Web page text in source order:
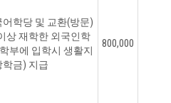
학당 및 교환(방문)
상 재학한 외국인학
부에 입학시 생활지
학금) 지급
800,000